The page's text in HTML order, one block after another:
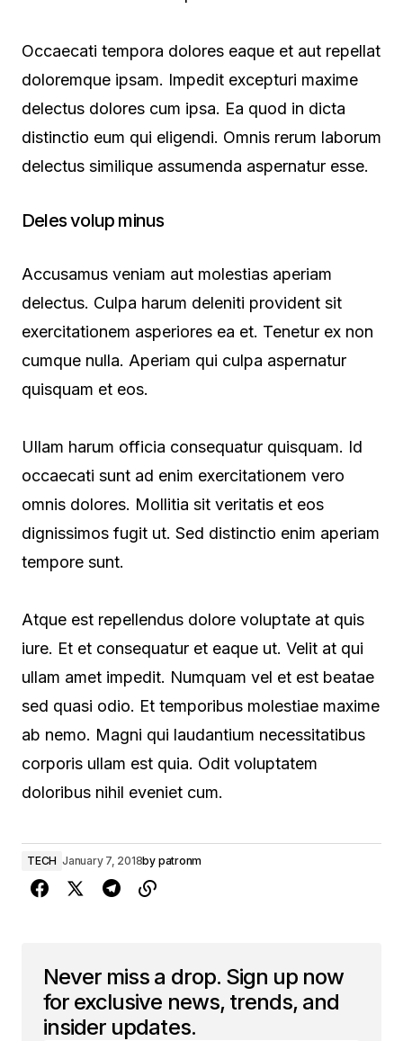
Occaecati tempora dolores eaque et aut repellat
doloremque ipsam. Impedit excepturi maxime
delectus dolores cum ipsa. Ea quod in dicta
distinctio eum qui eligendi. Omnis rerum laborum
delectus similique assumenda aspernatur esse.
Deles volup minus
Accusamus veniam aut molestias aperiam
delectus. Culpa harum deleniti provident sit
exercitationem asperiores ea et. Tenetur ex non
cumque nulla. Aperiam qui culpa aspernatur
quisquam et eos.
Ullam harum officia consequatur quisquam. Id
occaecati sunt ad enim exercitationem vero
omnis dolores. Mollitia sit veritatis et eos
dignissimos fugit ut. Sed distinctio enim aperiam
tempore sunt.
Atque est repellendus dolore voluptate at quis
iure. Et et consequatur et eaque ut. Velit at qui
ullam amet impedit. Numquam vel et est beatae
sed quasi odio. Et temporibus molestiae maxime
ab nemo. Magni qui laudantium necessitatibus
corporis ullam est quia. Odit voluptatem
doloribus nihil eveniet cum.
TECH January 7, 2018by patronm
Never miss a drop. Sign up now
for exclusive news, trends, and
insider updates.